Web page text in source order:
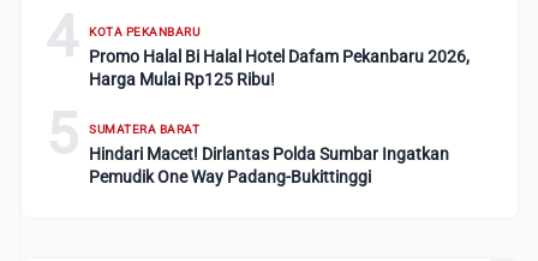
4 KOTA PEKANBARU
Promo Halal Bi Halal Hotel Dafam Pekanbaru 2026,
Harga Mulai Rp125 Ribu!
5 SUMATERA BARAT
Hindari Macet! Dirlantas Polda Sumbar Ingatkan
Pemudik One Way Padang-Bukittinggi